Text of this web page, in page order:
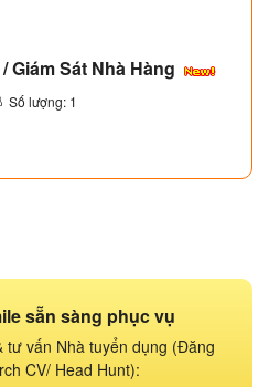
Giám Sát Nhà Hàng
Số lượng: 1
sẵn sàng phục vụ
tư vấn Nhà tuyển dụng (Đăng
CV/ Head Hunt):